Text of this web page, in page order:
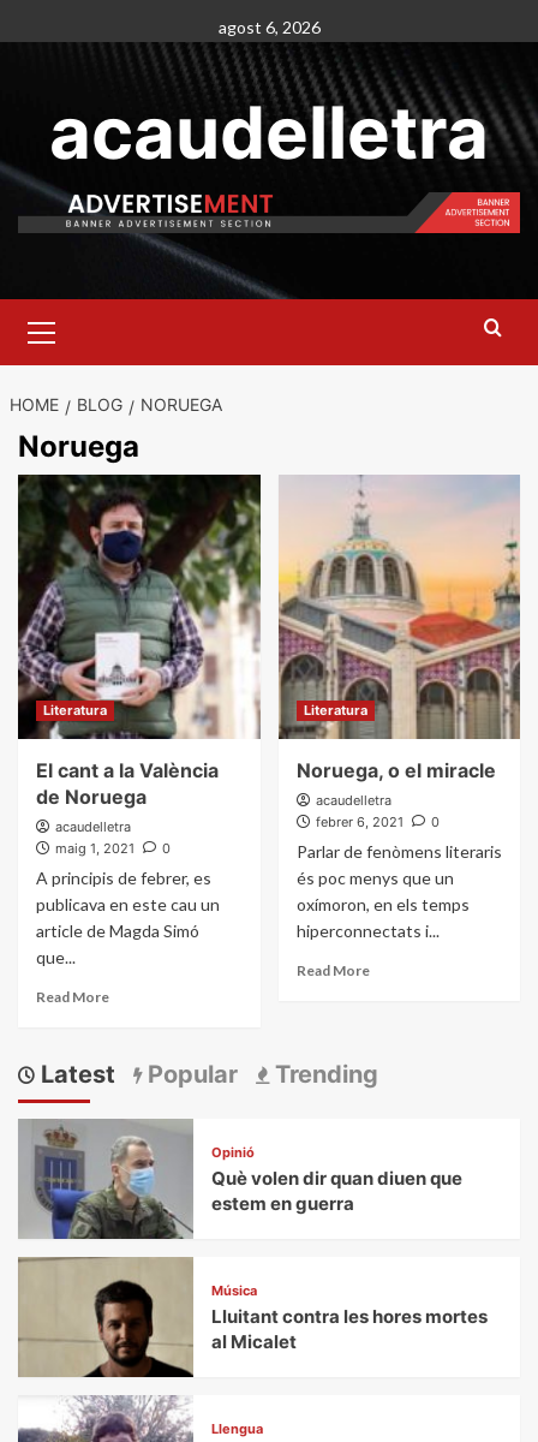
to
agost 6, 2026
acaudelletra
Menu
HOME BLOG NORUEGA
Noruega
Literatura
El cant a la València
de Noruega
acaudelletra
maig 1, 2021
0
A principis de febrer, es
publicava en este cau un
article de Magda Simó
que...
Read More
Literatura
Noruega, o el miracle
acaudelletra
febrer 6, 2021
0
Parlar de fenòmens literaris
és poc menys que un
oxímoron, en els temps
hiperconnectats i...
Read More
Latest Popular Trending
Opinió
Què volen dir quan diuen que
estem en guerra
Música
Lluitant contra les hores mortes
al Micalet
Llengua